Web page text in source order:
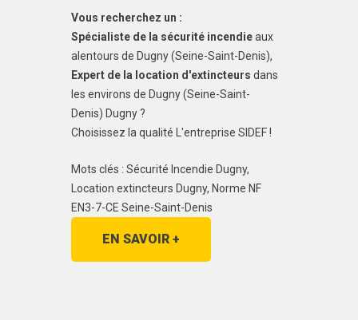
Vous recherchez un :
Spécialiste de la sécurité incendieaux
alentours de Dugny (Seine-Saint-Denis),
Expert de la location d'extincteurs dans
les environs de Dugny (Seine-Saint-
Denis) Dugny ?
Choisissez la qualité L'entreprise SIDEF !
Mots clés : Sécurité Incendie Dugny,
Location extincteurs Dugny, Norme NF
EN3-7-CE Seine-Saint-Denis
EN SAVOIR +